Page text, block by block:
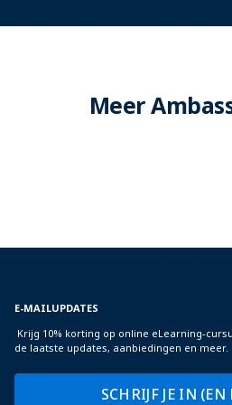
Meer
E-MAILUPDATES
Krijg 10% korting op online eLearning-
de laatste updates, aanbiedingen en meer.
SCHRIJF JE IN (EN